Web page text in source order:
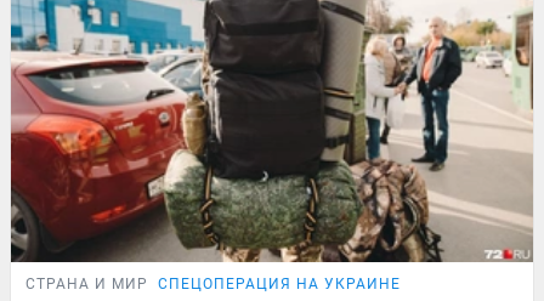
СТРАНА И МИР СПЕЦОПЕРАЦИЯ НА УКРАИНЕ